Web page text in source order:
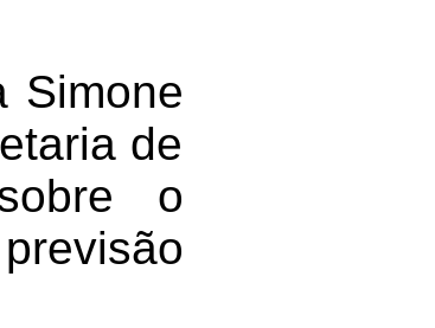
Simone
de
o